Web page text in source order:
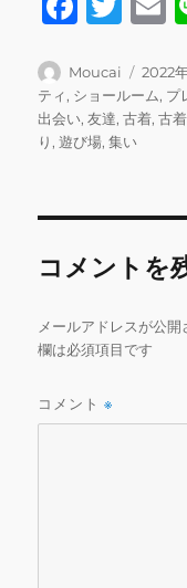
c
e
b
o
k
it
te
r
l
投
稿
者
Moucai
投
稿
日:
2022
ティ, ショールーム, プ
出会い,友達,古着,古
り,遊び場,集い
コメントを
メールアドレスが公開
欄は必須項目です
コメント※